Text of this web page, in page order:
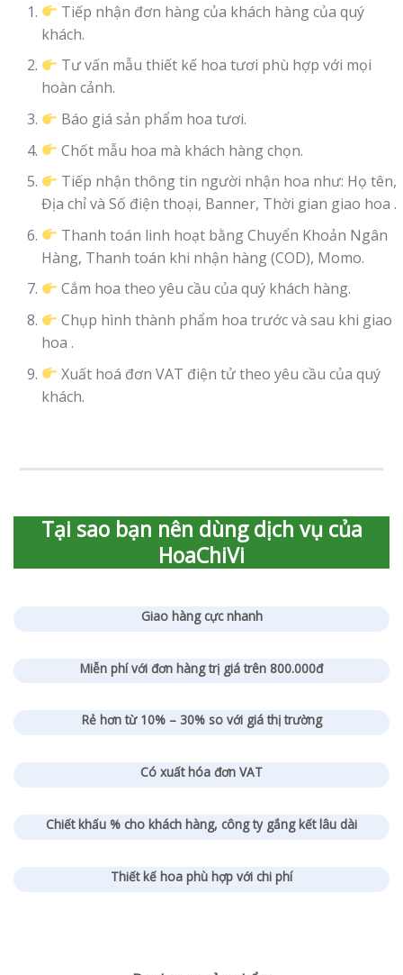
Tiếp nhận đơn hàng của khách hàng của quý
khách.
Tư vấn mẫu thiết kế hoa tươi phù hợp với mọi
hoàn cảnh.
Báo giá sản phẩm hoa tươi.
Chốt mẫu hoa mà khách hàng chọn.
Tiếp nhận thông tin người nhận hoa như: Họ tên,
Địa chỉ và Số điện thoại, Banner, Thời gian giao hoa .
Thanh toán linh hoạt bằng Chuyển Khoản Ngân
Hàng, Thanh toán khi nhận hàng (COD), Momo.
Cắm hoa theo yêu cầu của quý khách hàng.
Chụp hình thành phẩm hoa trước và sau khi giao
hoa .
Xuất hoá đơn VAT điện tử theo yêu cầu của quý
khách.
Tại sao bạn nên dùng dịch vụ của
HoaChiVi
Giao hàng cực nhanh
Miễn phí với đơn hàng trị giá trên 800.000đ
Rẻ hơn từ 10% – 30% so với giá thị trường
Có xuất hóa đơn VAT
Chiết khấu % cho khách hàng, công ty gắng kết lâu dài
Thiết kế hoa phù hợp với chi phí